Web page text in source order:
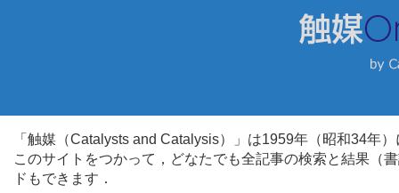
「触媒（Catalysts and Catalysis）」は1959年（昭和34年
このサイトをつかって，どなたでも全記事の検索と結果（
ドもできます．